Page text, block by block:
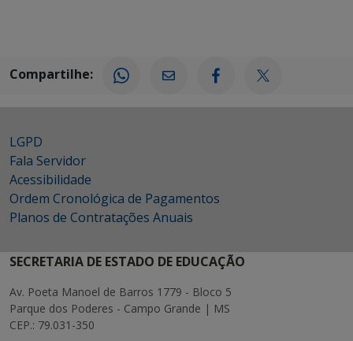
Compartilhe:
LGPD
Fala Servidor
Acessibilidade
Ordem Cronológica de Pagamentos
Planos de Contratações Anuais
SECRETARIA DE ESTADO DE EDUCAÇÃO
Av. Poeta Manoel de Barros 1779 - Bloco 5
Parque dos Poderes - Campo Grande | MS
CEP.: 79.031-350